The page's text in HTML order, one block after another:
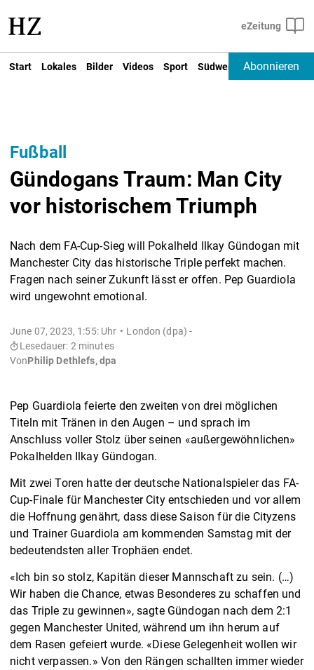
Start Lokales Bilder Videos Sport Südwest Deutschland
Abonnieren
Fußball
Gündogans Traum: Man City
vor historischem Triumph
Nach dem FA-Cup-Sieg will Pokalheld Ilkay Gündogan mit
Manchester City das historische Triple perfekt machen.
Fragen nach seiner Zukunft lässt er offen. Pep Guardiola
wird ungewohnt emotional.
June 07, 2023, 1:55: Uhr
London (dpa) -
Lesedauer: 2 minutes
VonPhilip Dethlefs, dpa
Pep Guardiola feierte den zweiten von drei möglichen
Titeln mit Tränen in den Augen – und sprach im
Anschluss voller Stolz über seinen «außergewöhnlichen»
Pokalhelden Ilkay Gündogan.
Mit zwei Toren hatte der deutsche Nationalspieler das FA-
Cup-Finale für Manchester City entschieden und vor allem
die Hoffnung genährt, dass diese Saison für die Cityzens
und Trainer Guardiola am kommenden Samstag mit der
bedeutendsten aller Trophäen endet.
«Ich bin so stolz, Kapitän dieser Mannschaft zu sein. (…)
Wir haben die Chance, etwas Besonderes zu schaffen und
das Triple zu gewinnen», sagte Gündogan nach dem 2:1
gegen Manchester United, während um ihn herum auf
dem Rasen gefeiert wurde. «Diese Gelegenheit wollen wir
nicht verpassen.» Von den Rängen schallten immer wieder